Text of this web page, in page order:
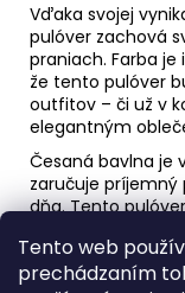
Tento web
prechádzaním
Vďaka svojej
pulóver zachová
praniach. Farba
že tento pulóver
outfitov – či už v
elegantným
Česaná bavlna je
zaručuje príjemný
dňa. Tento
štýlu.
Zvoľte kvalitu,